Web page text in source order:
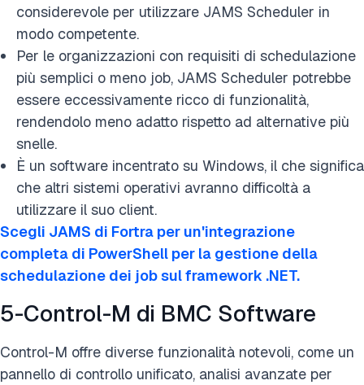
considerevole per utilizzare JAMS Scheduler in
modo competente.
Per le organizzazioni con requisiti di schedulazione
più semplici o meno job, JAMS Scheduler potrebbe
essere eccessivamente ricco di funzionalità,
rendendolo meno adatto rispetto ad alternative più
snelle.
È un software incentrato su Windows, il che significa
che altri sistemi operativi avranno difficoltà a
utilizzare il suo client.
Scegli JAMS di Fortra per un'integrazione
completa di PowerShell per la gestione della
schedulazione dei job sul framework .NET.
5-Control-M di BMC Software
Control-M offre diverse funzionalità notevoli, come un
pannello di controllo unificato, analisi avanzate per